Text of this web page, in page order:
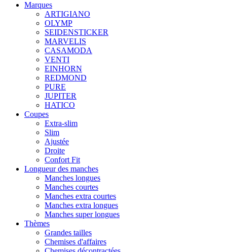
Marques
ARTIGIANO
OLYMP
SEIDENSTICKER
MARVELIS
CASAMODA
VENTI
EINHORN
REDMOND
PURE
JUPITER
HATICO
Coupes
Extra-slim
Slim
Ajustée
Droite
Confort Fit
Longueur des manches
Manches longues
Manches courtes
Manches extra courtes
Manches extra longues
Manches super longues
Thèmes
Grandes tailles
Chemises d'affaires